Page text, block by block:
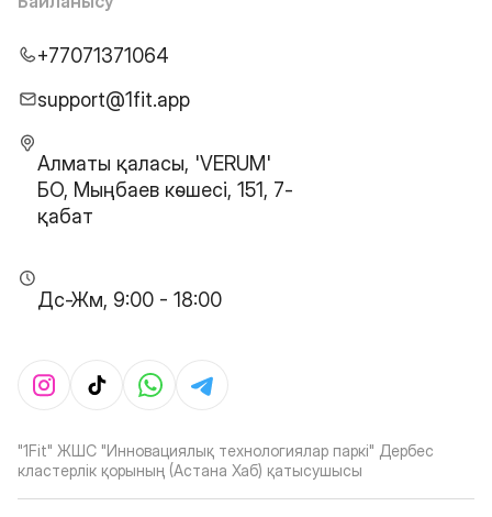
+77071371064
support@1fit.app
Алматы қаласы, 'VERUM'
БО, Мыңбаев көшесі, 151, 7-
қабат
Дс-Жм, 9:00 - 18:00
"1Fit" ЖШС "Инновациялық технологиялар паркі" Дербес
кластерлік қорының (Астана Хаб) қатысушысы